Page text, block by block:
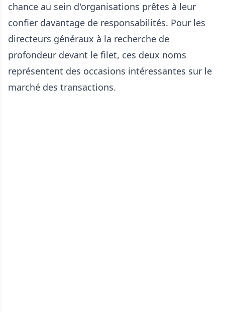
chance au sein d'organisations prêtes à leur
confier davantage de responsabilités. Pour les
directeurs généraux à la recherche de
profondeur devant le filet, ces deux noms
représentent des occasions intéressantes sur le
marché des transactions.